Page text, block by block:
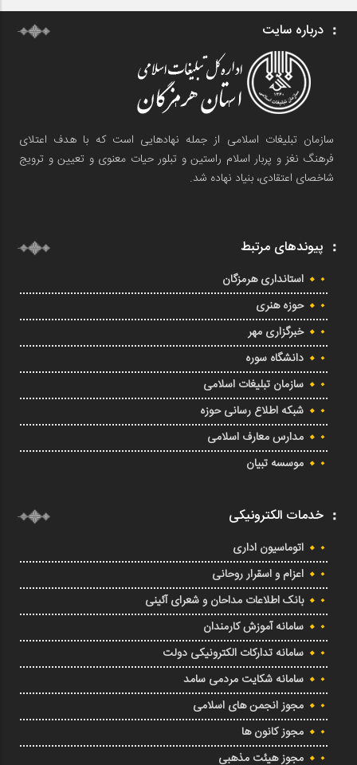
درباره سایت
سازمان تبلیغات اسلامی از جمله نهادهایی است که با هدف اعتلای
فرهنگ نغز و پربار اسلام راستین و تبلور حیات معنوی و تعیین و ترویج
شاخصای اعتقادی، بنیاد نهاده شد.
پیوندهای مرتبط
استانداری هرمزگان
حوزه هنری
خبرگزاری مهر
دانشگاه سوره
سازمان تبلیغات اسلامی
شبکه اطلاع رسانی حوزه
مدارس معارف اسلامی
موسسه تبیان
خدمات الکترونیکی
اتوماسیون اداری
اعزام و اسقرار روحانی
بانک اطلاعات مداحان و شعرای آئینی
سامانه آموزش کارمندان
سامانه تدارکات الکترونیکی دولت
سامانه شکایت مردمی سامد
مجوز انجمن های اسلامی
مجوز کانون ها
مجوز هیئت مذهبی